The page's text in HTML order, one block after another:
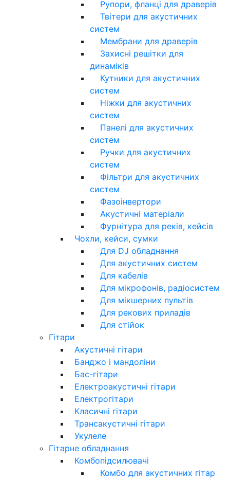
Рупори, фланці для драверів
Твітери для акустичних
систем
Мембрани для драверів
Захисні решітки для
динаміків
Кутники для акустичних
систем
Ніжки для акустичних
систем
Панелі для акустичних
систем
Ручки для акустичних
систем
Фільтри для акустичних
систем
Фазоінвертори
Акустичні матеріали
Фурнітура для реків, кейсів
Чохли, кейси, сумки
Для DJ обладнання
Для акустичних систем
Для кабелів
Для мікрофонів, радіосистем
Для мікшерних пультів
Для рекових приладів
Для стійок
Гітари
Акустичні гітари
Банджо і мандоліни
Бас-гітари
Електроакустичні гітари
Електрогітари
Класичні гітари
Трансакустичні гітари
Укулеле
Гітарне обладнання
Комбопідсилювачі
Комбо для акустичних гітар